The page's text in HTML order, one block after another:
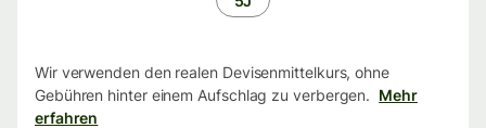
Wir verwenden den realen Devisenmittelkurs, ohne
Gebühren hinter einem Aufschlag zu verbergen. Mehr
erfahren